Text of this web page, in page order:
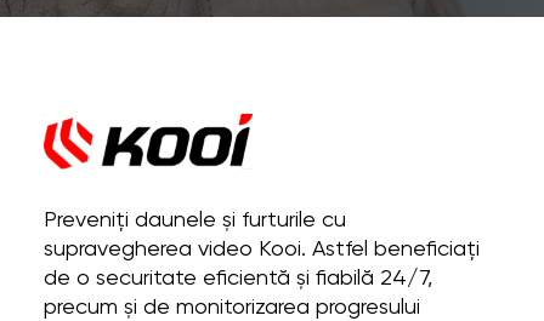
Preveniți daunele și furturile cu
supravegherea video Kooi. Astfel beneficiați
de o securitate eficientă și fiabilă 24/7,
precum și de monitorizarea progresului